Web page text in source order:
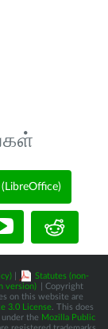
Statutes (non-
version)
| Copyright
on this website are
3.0 License. This does
the Mozilla Public